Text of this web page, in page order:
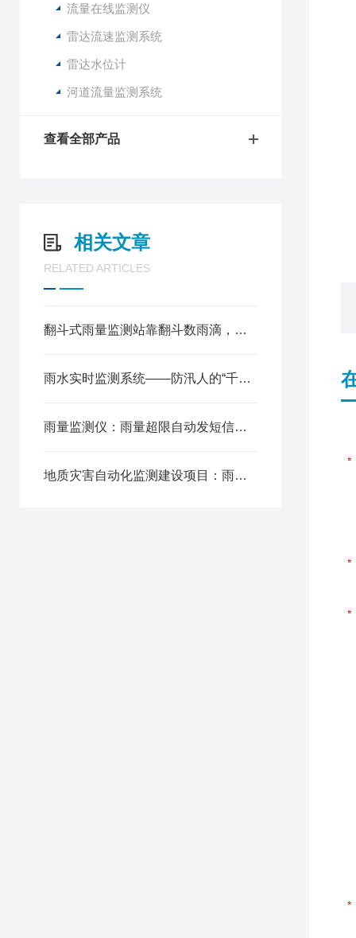
流量在线监测仪
雷达流速监测系统
雷达水位计
河道流量监测系统
查看全部产品
相关文章
RELATED ARTICLES
翻斗式雨量监测站靠翻斗数雨滴，测了几十年照样是主流
雨水实时监测系统——防汛人的“千里眼“
雨量监测仪：雨量超限自动发短信到手机，值班员不用死盯着屏幕
地质灾害自动化监测建设项目：雨量站不是摆设，是滑坡预警的第一道哨卡